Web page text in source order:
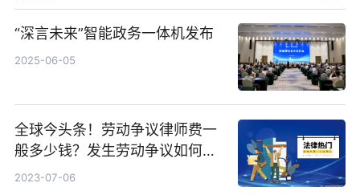
“深言未来”智能政务一体机发布
2025-06-05
全球今头条！劳动争议律师费一
般多少钱？发生劳动争议如何算
工资？
2023-07-06